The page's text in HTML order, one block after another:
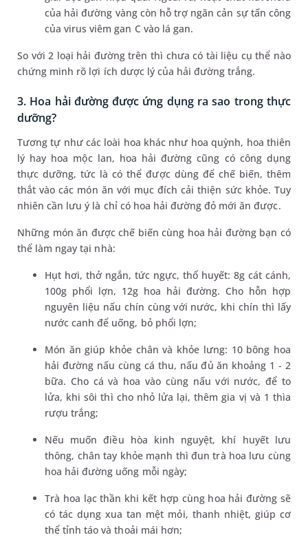
của hải đường vàng còn hỗ trợ ngăn cản sự tấn công
của virus viêm gan C vào lá gan.
So với 2 loại hải đường trên thì chưa có tài liệu cụ thể nào
chứng minh rõ lợi ích dược lý của hải đường trắng.
3. Hoa hải đường được ứng dụng ra sao trong thực
dưỡng?
Tương tự như các loài hoa khác như hoa quỳnh, hoa thiên
lý hay hoa mộc lan, hoa hải đường cũng có công dụng
thực dưỡng, tức là có thể được dùng để chế biến, thêm
thắt vào các món ăn với mục đích cải thiện sức khỏe. Tuy
nhiên cần lưu ý là chỉ có hoa hải đường đỏ mới ăn được.
Những món ăn được chế biến cùng hoa hải đường bạn có
thể làm ngay tại nhà:
Hụt hơi, thở ngắn, tức ngực, thổ huyết: 8g cát cánh,
100g phổi lợn, 12g hoa hải đường. Cho hỗn hợp
nguyên liệu nấu chín cùng với nước, khi chín thì lấy
nước canh để uống, bỏ phổi lợn;
Món ăn giúp khỏe chân và khỏe lưng: 10 bông hoa
hải đường nấu cùng cá thu, nấu đủ ăn khoảng 1 - 2
bữa. Cho cá và hoa vào cùng nấu với nước, để to
lửa, khi sôi thì cho nhỏ lửa lại, thêm gia vị và 1 thìa
rượu trắng;
Nếu muốn điều hòa kinh nguyệt, khí huyết lưu
thông, chân tay khỏe mạnh thì đun trà hoa lưu cùng
hoa hải đường uống mỗi ngày;
Trà hoa lạc thần khi kết hợp cùng hoa hải đường sẽ
có tác dụng xua tan mệt mỏi, thanh nhiệt, giúp cơ
thể tỉnh táo và thoải mái hơn;